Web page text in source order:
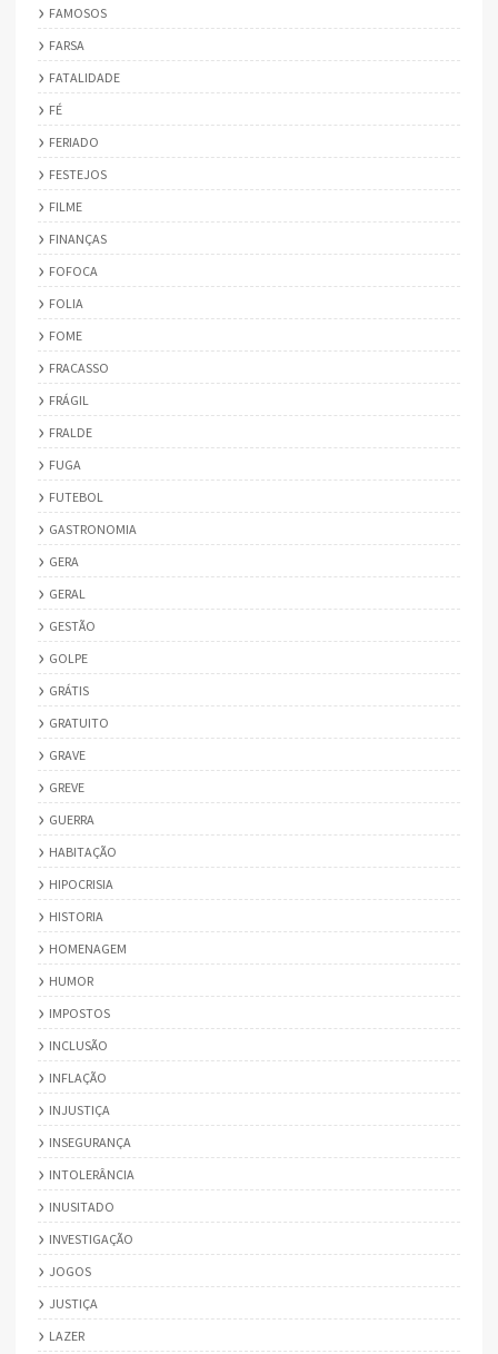
FAMOSOS
FARSA
FATALIDADE
FÉ
FERIADO
FESTEJOS
FILME
FINANÇAS
FOFOCA
FOLIA
FOME
FRACASSO
FRÁGIL
FRALDE
FUGA
FUTEBOL
GASTRONOMIA
GERA
GERAL
GESTÃO
GOLPE
GRÁTIS
GRATUITO
GRAVE
GREVE
GUERRA
HABITAÇÃO
HIPOCRISIA
HISTORIA
HOMENAGEM
HUMOR
IMPOSTOS
INCLUSÃO
INFLAÇÃO
INJUSTIÇA
INSEGURANÇA
INTOLERÂNCIA
INUSITADO
INVESTIGAÇÃO
JOGOS
JUSTIÇA
LAZER